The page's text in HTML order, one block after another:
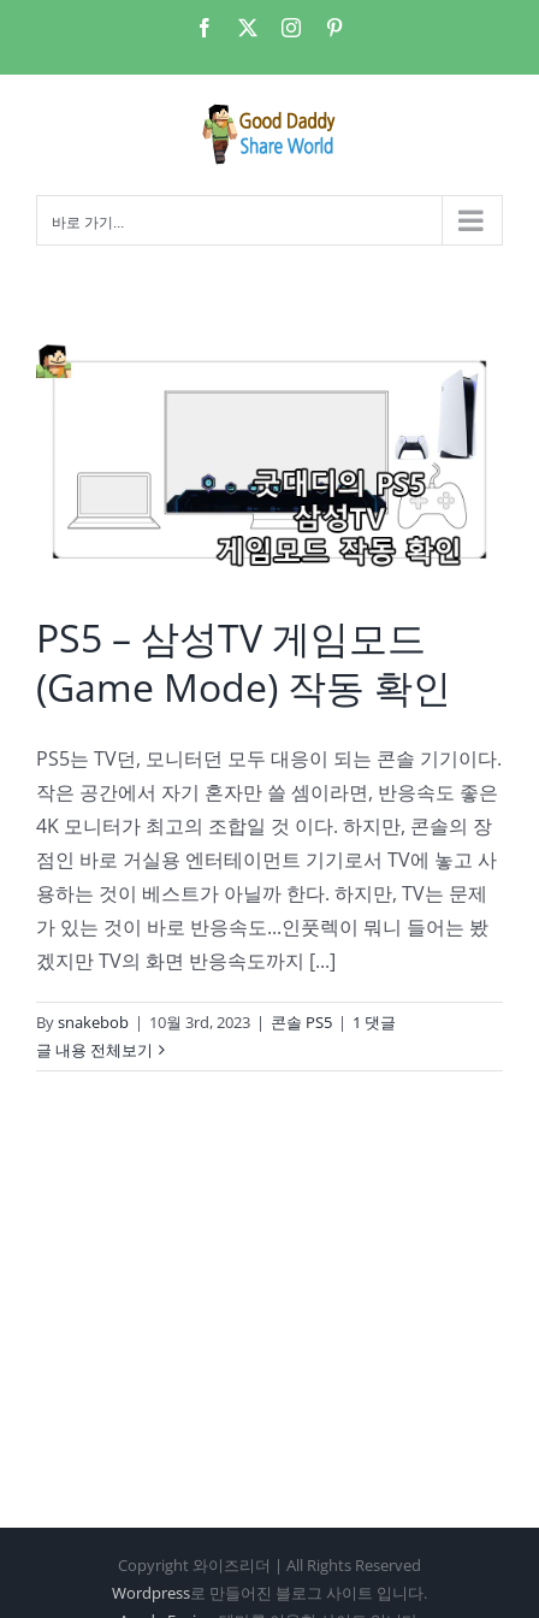
츠
Facebook Instagram
바로 가기...
PS5 – 삼성TV 게임모드
(Game Mode) 작동 확인
PS5는 TV던, 모니터던 모두 대응이 되는 콘솔 기기이다.
작은 공간에서 자기 혼자만 쓸 셈이라면, 반응속도 좋은
4K 모니터가 최고의 조합일 것 이다. 하지만, 콘솔의 장
점인 바로 거실용 엔터테이먼트 기기로서 TV에 놓고 사
용하는 것이 베스트가 아닐까 한다. 하지만, TV는 문제
가 있는 것이 바로 반응속도...인풋렉이 뭐니 들어는 봤
겠지만 TV의 화면 반응속도까지 [...]
Bysnakebob | 10월 3rd, 2023 | 콘솔 PS5 | 1 댓글
글 내용 전체보기
Copyright 와이즈리더 | All Rights Reserved
Wordpress로 만들어진 블로그 사이트 입니다.